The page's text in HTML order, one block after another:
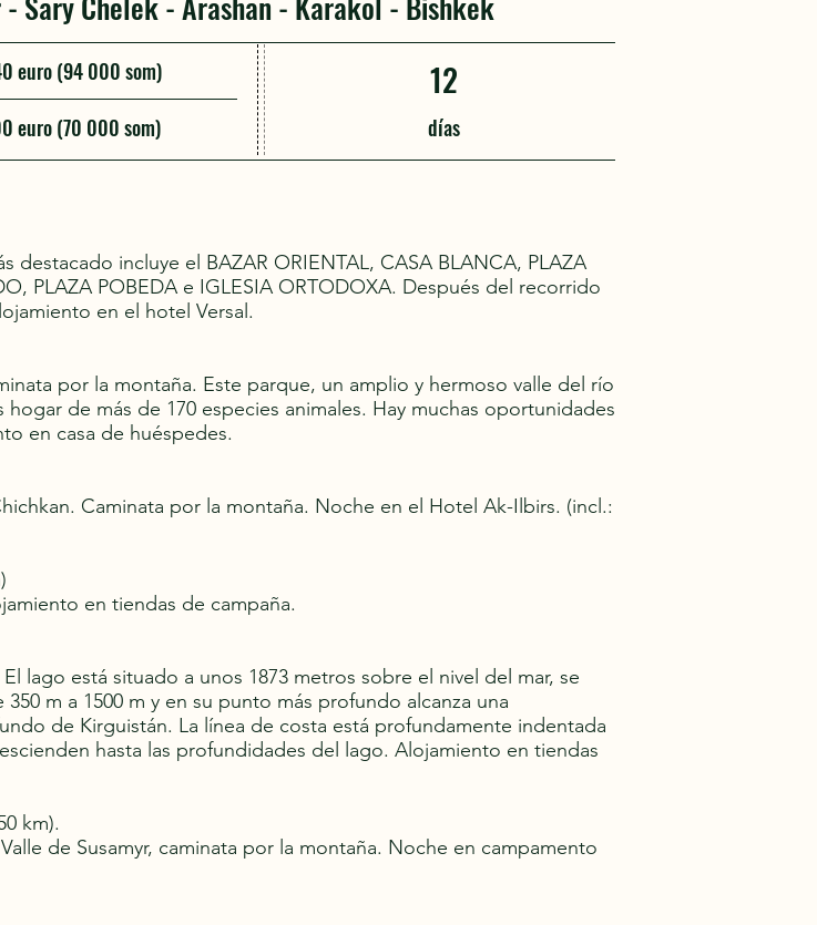
euro (94 000 som)
euro (70 000 som)
12
días
incluye el BAZAR ORIENTAL, CASA BLANCA, PLAZA
PLAZA POBEDA e IGLESIA ORTODOXA. Después del recorrido
en el hotel Versal.
por la montaña. Este parque, un amplio y hermoso valle del río
de más de 170 especies animales. Hay muchas oportunidades
en casa de huéspedes.
Caminata por la montaña. Noche en el Hotel Ak-Ilbirs. (incl.:
en tiendas de campaña.
lago está situado a unos 1873 metros sobre el nivel del mar, se
m a 1500 m y en su punto más profundo alcanza una
de Kirguistán. La línea de costa está profundamente indentada
hasta las profundidades del lago. Alojamiento en tiendas
km).
de Susamyr, caminata por la montaña. Noche en campamento